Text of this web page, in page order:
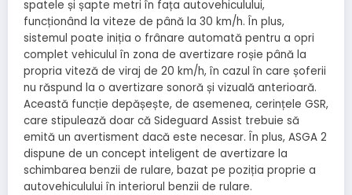
spatele și șapte metri în fața autovehiculului,
funcționând la viteze de până la 30 km/h. În plus,
sistemul poate iniția o frânare automată pentru a opri
complet vehiculul în zona de avertizare roșie până la
propria viteză de viraj de 20 km/h, în cazul în care șoferii
nu răspund la o avertizare sonoră și vizuală anterioară.
Această funcție depășește, de asemenea, cerințele GSR,
care stipulează doar că Sideguard Assist trebuie să
emită un avertisment dacă este necesar. În plus, ASGA 2
dispune de un concept inteligent de avertizare la
schimbarea benzii de rulare, bazat pe poziția proprie a
autovehiculului în interiorul benzii de rulare.